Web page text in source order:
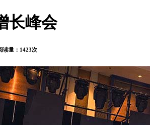
长峰会
量：1423次